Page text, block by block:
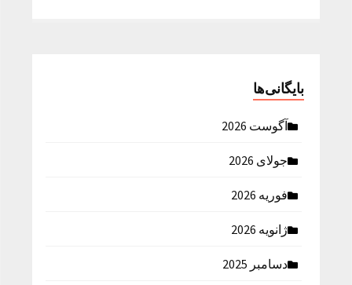
بایگانی‌ها
آگوست 2026
جولای 2026
فوریه 2026
ژانویه 2026
دسامبر 2025